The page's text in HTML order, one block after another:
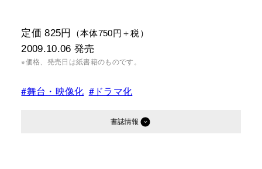
定価 825円 （本体750円＋税）
2009.10.06 発売
※価格、発売日は紙書籍のものです。
#舞台・映像化 #ドラマ化
書誌情報